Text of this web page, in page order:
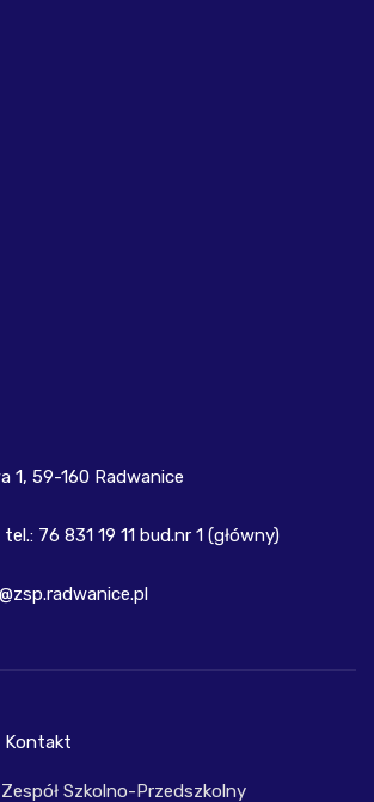
1, 59-160 Radwanice
76 831 19 11 bud.nr 1 (główny)
Szkolno-Przedszkolny
Kontakt